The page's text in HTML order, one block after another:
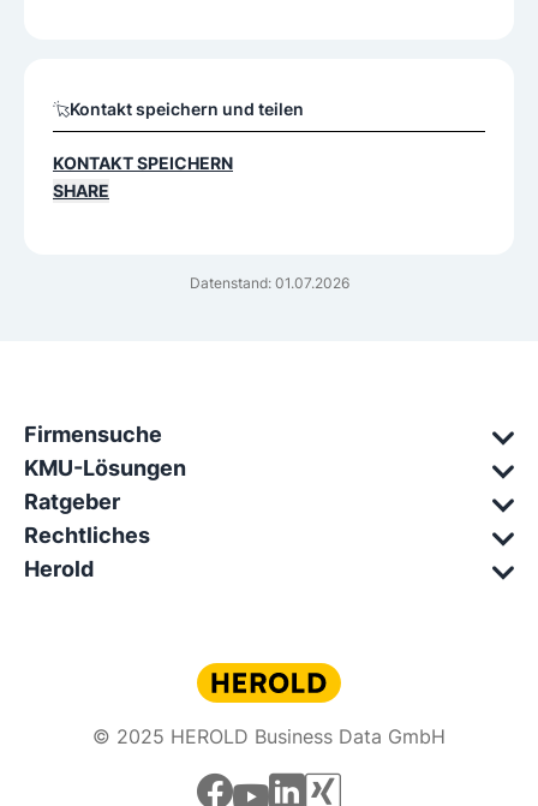
Datenstand: 01.07.2026
Kontakt speichern und teilen
KONTAKT SPEICHERN
SHARE
Firmensuche
KMU-Lösungen
Ratgeber
Rechtliches
Herold
© 2025 HEROLD Business Data GmbH